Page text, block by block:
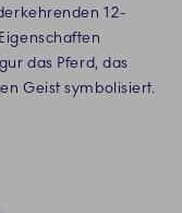
12-
das Pferd, das
Geist symbolisiert.